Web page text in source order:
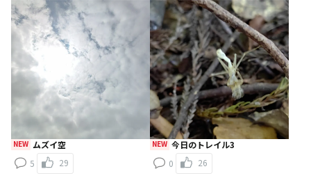
NEW ムズイ空
5
29
NEW 今日のトレイル3
0
26